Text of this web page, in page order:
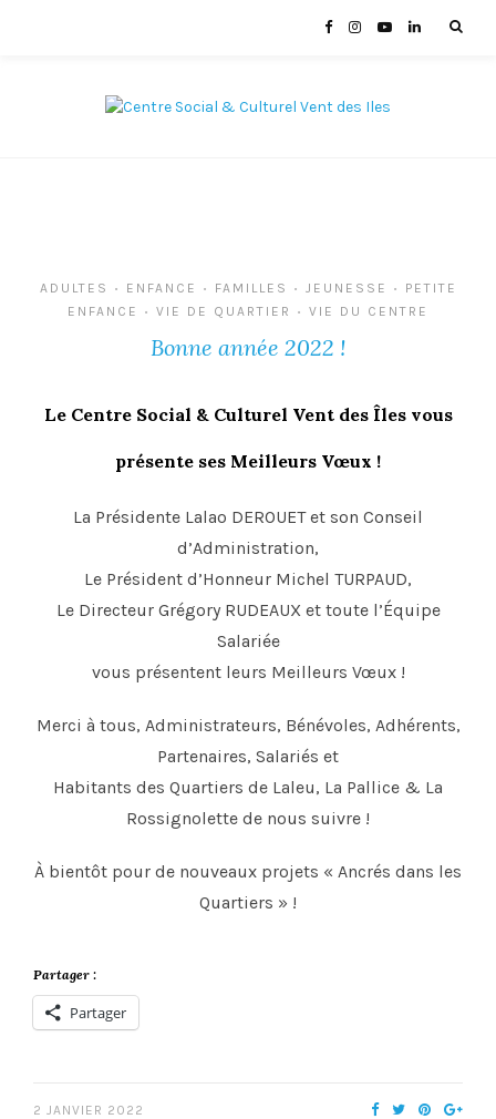
ADULTES • ENFANCE • FAMILLES • JEUNESSE •
PETITE
ENFANCE
• VIE DE QUARTIER • VIE DU CENTRE
Bonne année 2022 !
Le Centre Social & Culturel Vent des Îles vous
présente ses Meilleurs Vœux !
La Présidente Lalao DEROUET et son Conseil
d’Administration,
Le Président d’Honneur Michel TURPAUD,
Le Directeur Grégory RUDEAUX et toute l’Équipe
Salariée
vous présentent leurs Meilleurs Vœux !
Merci à tous, Administrateurs, Bénévoles, Adhérents,
Partenaires, Salariés et
Habitants des Quartiers de Laleu, La Pallice & La
Rossignolette de nous suivre !
À bientôt pour de nouveaux projets « Ancrés dans les
Quartiers » !
Partager :
Partager
2 JANVIER 2022